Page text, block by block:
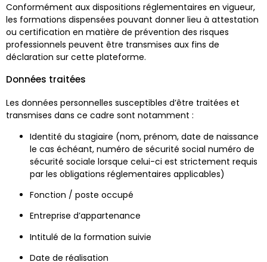
Conformément aux dispositions réglementaires en vigueur,
les formations dispensées pouvant donner lieu à attestation
ou certification en matière de prévention des risques
professionnels peuvent être transmises aux fins de
déclaration sur cette plateforme.
Données traitées
Les données personnelles susceptibles d’être traitées et
transmises dans ce cadre sont notamment :
Identité du stagiaire (nom, prénom, date de naissance
le cas échéant, numéro de sécurité social numéro de
sécurité sociale lorsque celui-ci est strictement requis
par les obligations réglementaires applicables)
Fonction / poste occupé
Entreprise d’appartenance
Intitulé de la formation suivie
Date de réalisation